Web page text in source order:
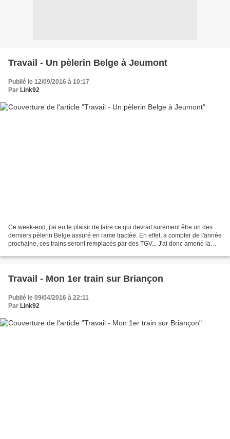
Travail - Un pèlerin Belge à Jeumont
Publié le 12/09/2016 à 10:17
Par Link92
Ce week-end, j'ai eu le plaisir de faire ce qui devrait surement être un des
derniers pèlerin Belge assuré en rame tractée. En effet, a compter de l'année
prochaine, ces trains seront remplacés par des TGV... J'ai donc amené la
Travail - Mon 1er train sur Briançon
Publié le 09/04/2016 à 22:11
Par Link92